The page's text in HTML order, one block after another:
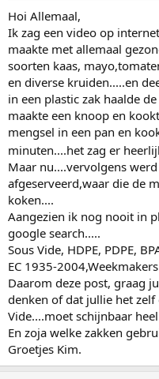
r
t
e
r
Hoi Allemaal,
Ik zag een video op
maakte met allemaal
soorten kaas,
en diverse kruiden.....en
in een plastic zak haalde
maakte een knoop en
mengsel in een pan en
minuten....het zag er
Maar nu....vervolgens
afgeserveerd,waar die de
koken....
Aangezien ik nog nooit in
google search.....
Sous Vide, HDPE, PDPE,
EC 1935-
Daarom deze post, graag
denken of dat jullie het
Vide....moet schijnbaar
En zoja welke zakken
Groetjes Kim.